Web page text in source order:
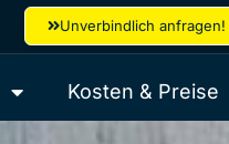
Unverbindlich anfragen!
Kosten & Preise